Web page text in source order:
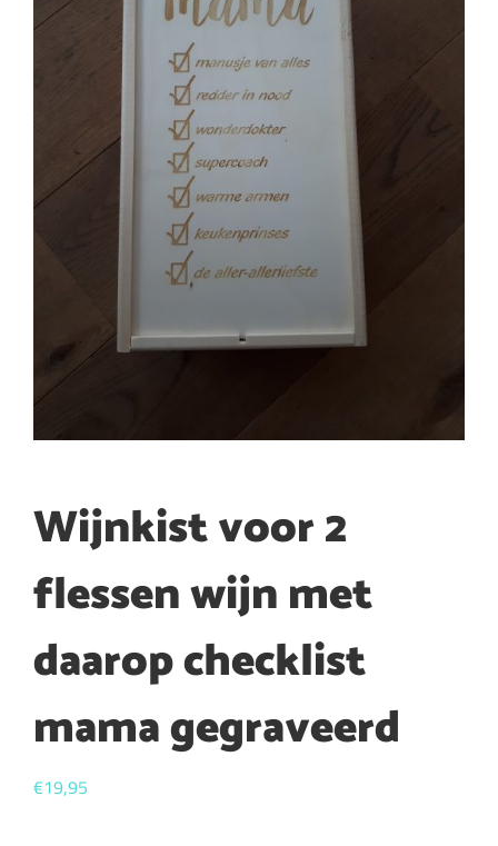
Wijnkist voor 2
flessen wijn met
daarop checklist
mama gegraveerd
€19,95